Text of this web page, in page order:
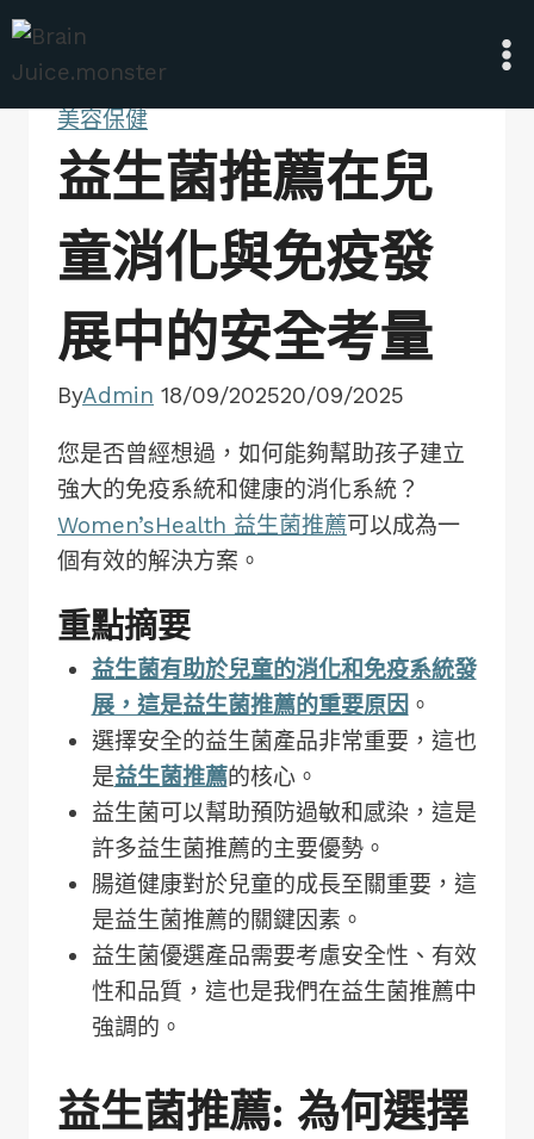
Skip
content
美容保健
益生菌推薦在兒
童消化與免疫發
展中的安全考量
ByAdmin 18/09/202520/09/2025
您是否曾經想過，如何能夠幫助孩子建立
強大的免疫系統和健康的消化系統？
Women’sHealth 益生菌推薦可以成為一
個有效的解決方案。
重點摘要
益生菌有助於兒童的消化和免疫系統發
展，這是益生菌推薦的重要原因 。
選擇安全的益生菌產品非常重要，這也
是益生菌推薦的核心。
益生菌可以幫助預防過敏和感染，這是
許多益生菌推薦的主要優勢。
腸道健康對於兒童的成長至關重要，這
是益生菌推薦的關鍵因素。
益生菌優選產品需要考慮安全性、有效
性和品質，這也是我們在益生菌推薦中
強調的。
益生菌推薦: 為何選擇